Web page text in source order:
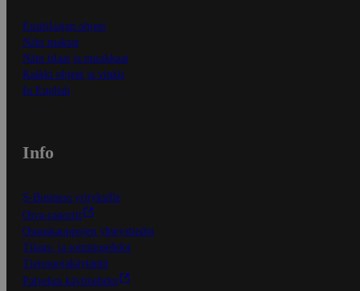
Ensitilaajan ohjeet
Näin maksat
Näin tilaat ja muokkaat
Kaikki ohjeet ja vinkit
In English
Info
S-Business yrityksille
Oiva-raportit
Osuuskauppojen yhteystiedot
Tilaus- ja toimitusehdot
Tietosuojakäytäntö
Palvelun käyttöehdot